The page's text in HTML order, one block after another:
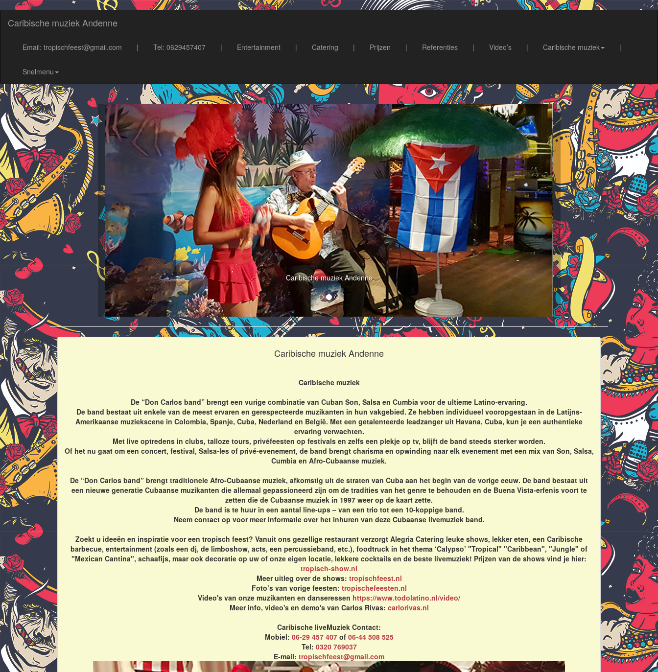
Caribische muziek Andenne
Email: tropischfeest@gmail.com | Tel: 0629457407 | Entertainment | Catering | Prijzen | Referenties | Video’s | Caribische muziek |
Snelmenu
Caribische muziek Andenne
Caribische muziek Andenne
Caribische muziek
De “Don Carlos band” brengt een vurige combinatie van Cuban Son, Salsa en Cumbia voor de ultieme Latino-ervaring.
De band bestaat uit enkele van de meest ervaren en gerespecteerde muzikanten in hun vakgebied. Ze hebben individueel vooropgestaan in de Latijns-
Amerikaanse muziekscene in Colombia, Spanje, Cuba, Nederland en België. Met een getalenteerde leadzanger uit Havana, Cuba, kun je een authentieke
ervaring verwachten.
Met live optredens in clubs, talloze tours, privéfeesten op festivals en zelfs een plekje op tv, blijft de band steeds sterker worden.
Of het nu gaat om een concert, festival, Salsa-les of privé-evenement, de band brengt charisma en opwinding naar elk evenement met een mix van Son, Salsa,
Cumbia en Afro-Cubaanse muziek.
De “Don Carlos band” brengt traditionele Afro-Cubaanse muziek, afkomstig uit de straten van Cuba aan het begin van de vorige eeuw. De band bestaat uit
een nieuwe generatie Cubaanse muzikanten die allemaal gepassioneerd zijn om de tradities van het genre te behouden en de Buena Vista-erfenis voort te
zetten die de Cubaanse muziek in 1997 weer op de kaart zette.
De band is te huur in een aantal line-ups – van een trio tot een 10-koppige band.
Neem contact op voor meer informatie over het inhuren van deze Cubaanse livemuziek band.
Zoekt u ideeën en inspiratie voor een tropisch feest? Vanuit ons gezellige restaurant verzorgt Alegria Catering leuke shows, lekker eten, een Caribische
barbecue, entertainment (zoals een dj, de limboshow, acts, een percussieband, etc.), foodtruck in het thema ‘Calypso’ "Tropical" "Caribbean", "Jungle" of
"Mexican Cantina", schaafijs, maar ook decoratie op uw of onze eigen locatie, lekkere cocktails en de beste livemuziek! Prijzen van de shows vind je hier:
tropisch-show.nl
Meer uitleg over de shows: tropischfeest.nl
Foto’s van vorige feesten: tropischefeesten.nl
Video's van onze muzikanten en danseressen https://www.todolatino.nl/video/
Meer info, video's en demo's van Carlos Rivas: carlorivas.nl
Caribische liveMuziek Contact:
Mobiel: 06-29 457 407of 06-44 508 525
Tel: 0320 769037
E-mail: tropischfeest@gmail.com